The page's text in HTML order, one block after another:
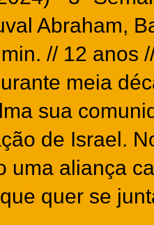
Abraham,
// 12 anos
meia
sua
de Israel.
uma aliança
quer se